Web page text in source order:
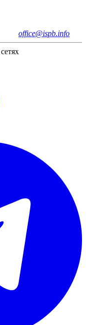
office@ispb.info